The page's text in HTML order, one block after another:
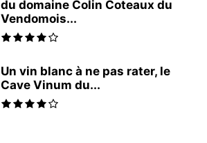
du domaine Colin Coteaux du
Vendomois...
Un vin blanc à ne pas rater, le
Cave Vinum du...